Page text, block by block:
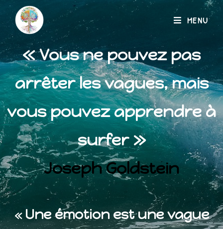
MENU
« Vous ne pouvez pas
arrêter les vagues, mais
vous pouvez apprendre à
surfer »
Joseph Goldstein
« Une émotion est une vague